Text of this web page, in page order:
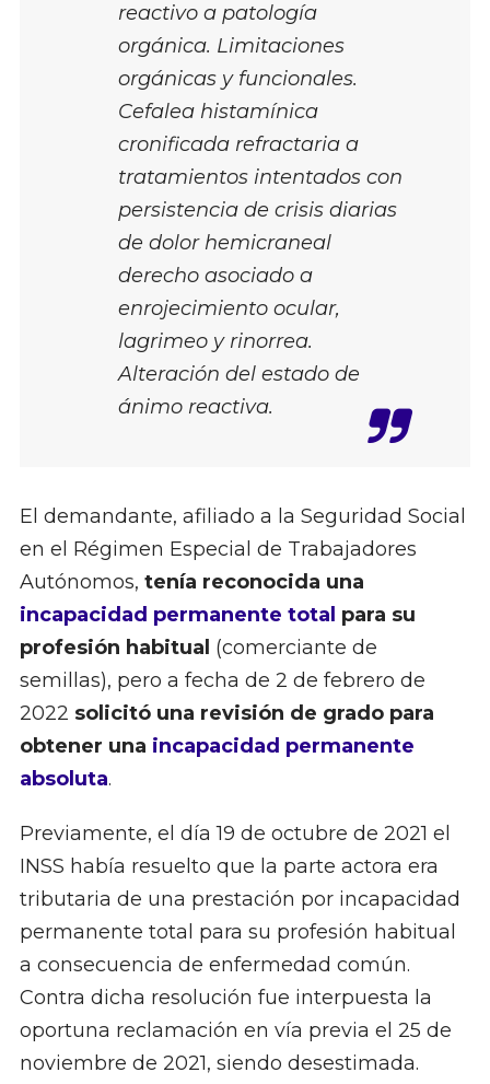
reactivo a patología
orgánica. Limitaciones
orgánicas y funcionales.
Cefalea histamínica
cronificada refractaria a
tratamientos intentados con
persistencia de crisis diarias
de dolor hemicraneal
derecho asociado a
enrojecimiento ocular,
lagrimeo y rinorrea.
Alteración del estado de
ánimo reactiva.
El demandante, afiliado a la Seguridad Social
en el Régimen Especial de Trabajadores
Autónomos, tenía reconocida una
incapacidad permanente total para su
profesión habitual (comerciante de
semillas), pero a fecha de 2 de febrero de
2022 solicitó una revisión de grado para
obtener una incapacidad permanente
absoluta.
Previamente, el día 19 de octubre de 2021 el
INSS había resuelto que la parte actora era
tributaria de una prestación por incapacidad
permanente total para su profesión habitual
a consecuencia de enfermedad común.
Contra dicha resolución fue interpuesta la
oportuna reclamación en vía previa el 25 de
noviembre de 2021, siendo desestimada.